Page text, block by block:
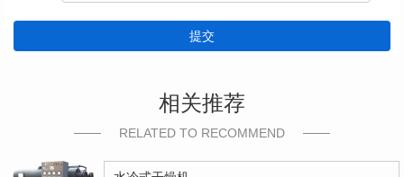
提交
相关推荐
RELATED TO RECOMMEND